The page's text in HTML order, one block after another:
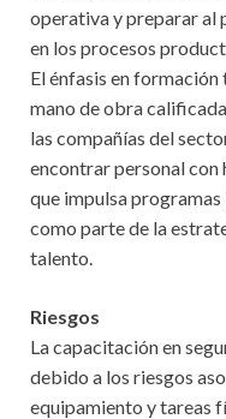
operativa y preparar al
en los procesos
El énfasis en formación
mano de obra
las compañías del
encontrar personal con
que impulsa
como parte de la
talento.
Riesgos
La capacitación en
debido a los riesgos
equipamiento y tareas